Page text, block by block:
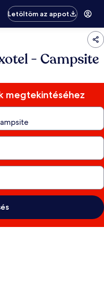
Letöltöm az appot
- Campsite
megtekintéséhez